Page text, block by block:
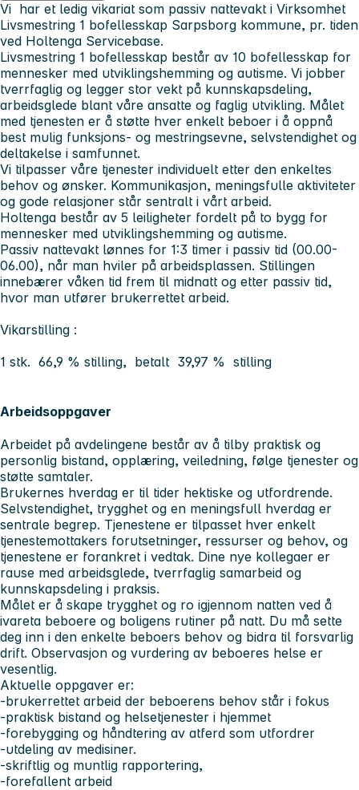
Vi har et ledig vikariat som passiv nattevakt i Virksomhet
Livsmestring 1 bofellesskap Sarpsborg kommune, pr. tiden
ved Holtenga Servicebase.
Livsmestring 1 bofellesskap består av 10 bofellesskap for
mennesker med utviklingshemming og autisme. Vi jobber
tverrfaglig og legger stor vekt på kunnskapsdeling,
arbeidsglede blant våre ansatte og faglig utvikling. Målet
med tjenesten er å støtte hver enkelt beboer i å oppnå
best mulig funksjons- og mestringsevne, selvstendighet og
deltakelse i samfunnet.
Vi tilpasser våre tjenester individuelt etter den enkeltes
behov og ønsker. Kommunikasjon, meningsfulle aktiviteter
og gode relasjoner står sentralt i vårt arbeid.
Holtenga består av 5 leiligheter fordelt på to bygg for
mennesker med utviklingshemming og autisme.
Passiv nattevakt lønnes for 1:3 timer i passiv tid (00.00-
06.00), når man hviler på arbeidsplassen. Stillingen
innebærer våken tid frem til midnatt og etter passiv tid,
hvor man utfører brukerrettet arbeid.
Vikarstilling :
1 stk. 66,9 % stilling, betalt 39,97 % stilling
Arbeidsoppgaver
Arbeidet på avdelingene består av å tilby praktisk og
personlig bistand, opplæring, veiledning, følge tjenester og
støtte samtaler.
Brukernes hverdag er til tider hektiske og utfordrende.
Selvstendighet, trygghet og en meningsfull hverdag er
sentrale begrep. Tjenestene er tilpasset hver enkelt
tjenestemottakers forutsetninger, ressurser og behov, og
tjenestene er forankret i vedtak. Dine nye kollegaer er
rause med arbeidsglede, tverrfaglig samarbeid og
kunnskapsdeling i praksis.
Målet er å skape trygghet og ro igjennom natten ved å
ivareta beboere og boligens rutiner på natt. Du må sette
deg inn i den enkelte beboers behov og bidra til forsvarlig
drift. Observasjon og vurdering av beboeres helse er
vesentlig.
Aktuelle oppgaver er:
-brukerrettet arbeid der beboerens behov står i fokus
-praktisk bistand og helsetjenester i hjemmet
-forebygging og håndtering av atferd som utfordrer
-utdeling av medisiner.
-skriftlig og muntlig rapportering,
-forefallent arbeid